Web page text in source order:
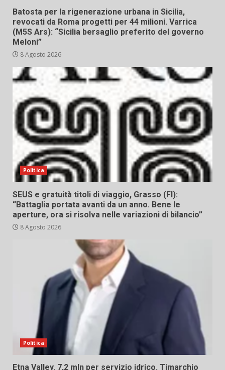
Batosta per la rigenerazione urbana in Sicilia,
revocati da Roma progetti per 44 milioni. Varrica
(M5S Ars): “Sicilia bersaglio preferito del governo
Meloni”
8 Agosto 2026
Politica
SEUS e gratuità titoli di viaggio, Grasso (FI):
“Battaglia portata avanti da un anno. Bene le
aperture, ora si risolva nelle variazioni di bilancio”
8 Agosto 2026
Politica
Etna Valley. 7,2 mln per servizio idrico. Timarchio